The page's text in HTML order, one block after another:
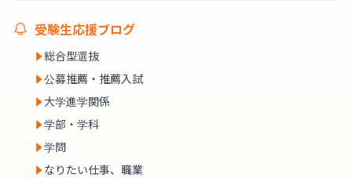
受験生応援ブログ
総合型選抜
公募推薦・推薦入試
大学進学関係
学部・学科
学問
なりたい仕事、職業